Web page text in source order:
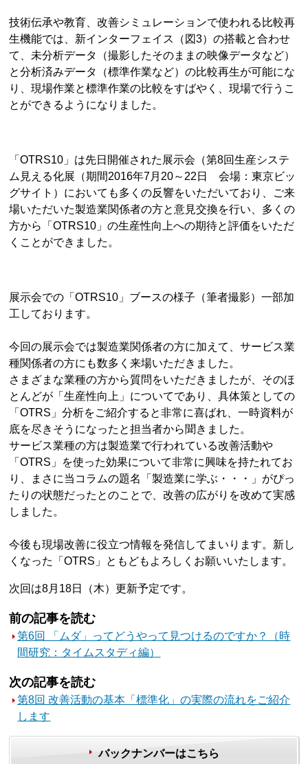
技術伝承や教育、改善シミュレーションで使われる比較再
生機能では、新インターフェイス（図3）の搭載と合わせ
て、未分析データ（撮影したそのままの映像データなど）
と分析済みデータ（標準作業など）の比較再生が可能にな
り、現場作業と標準作業の比較をすばやく、現場で行うこ
とができるようになりました。
「OTRS10」は先日開催された展示会（第8回生産システ
ム見える化展（期間2016年7月20～22日 会場：東京ビッ
グサイト）においても多くの反響をいただいており、ご来
場いただいた製造業関係者の方と意見交換を行い、多くの
方から「OTRS10」の生産性向上への期待と評価をいただ
くことができました。
展示会での「OTRS10」ブースの様子（筆者撮影）一部加
工しております。
今回の展示会では製造業関係者の方に加えて、サービス業
種関係者の方にも数多く来場いただきました。
さまざまな業種の方から質問をいただきましたが、そのほ
とんどが「生産性向上」についてであり、具体策としての
「OTRS」分析をご紹介すると非常に喜ばれ、一時資料が
底を尽きそうになったと担当者から聞きました。
サービス業種の方は製造業で行われている改善活動や
「OTRS」を使った効果について非常に興味を持たれてお
り、まさに当コラムの題名「製造業に学ぶ・・・」がぴっ
たりの状態だったとのことで、改善の広がりを改めて実感
しました。
今後も現場改善に役立つ情報を発信してまいります。新し
くなった「OTRS」ともどもよろしくお願いいたします。
次回は8月18日（木）更新予定です。
前の記事を読む
第6回 「ムダ」ってどうやって見つけるのですか？（時
間研究：タイムスタディ編）
次の記事を読む
第8回 改善活動の基本「標準化」の実際の流れをご紹介
します
バックナンバーはこちら